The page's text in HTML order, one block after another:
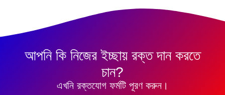
আপনি কি নিজের ইচ্ছায় রক্ত দান করতে
চান?
এখনি রক্তযোগ ফর্মটি পূরণ করুন।